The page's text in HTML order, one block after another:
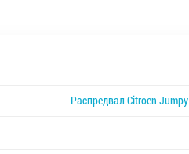
Распредвал Citroen Jumpy